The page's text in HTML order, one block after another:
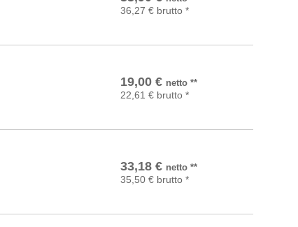
36,27 € brutto *
19,00 € netto**
22,61 € brutto *
In den Warenkorb
33,18 € netto**
35,50 € brutto *
In den Warenkorb